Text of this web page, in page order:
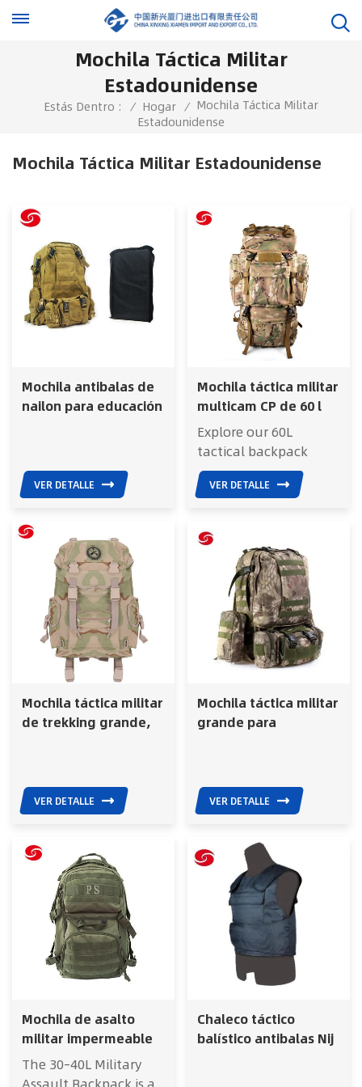
Mochila Táctica Militar
Estadounidense
Estás Dentro : / Hogar / Mochila Táctica Militar
Estadounidense
Mochila Táctica Militar Estadounidense
Mochila antibalas de
nailon para educación
VER DETALLE
Mochila táctica militar
multicam CP de 60 l
para asalto,
senderismo y caza.
Explore our 60L
tactical backpack
featuring durable
600D polyester
resistant fabric,
ergonomic carrying
system, multiple
storage
compartments, and
OEM customization
for hiking, camping,
travel, and outdoor
VER DETALLE
Mochila táctica militar
de trekking grande,
VER DETALLE
Mochila táctica militar
grande para
VER DETALLE
Mochila de asalto
militar impermeable
de poliéster 600d,
color verde militar
The 30–40L Military
Chaleco táctico
balístico antibalas Nij